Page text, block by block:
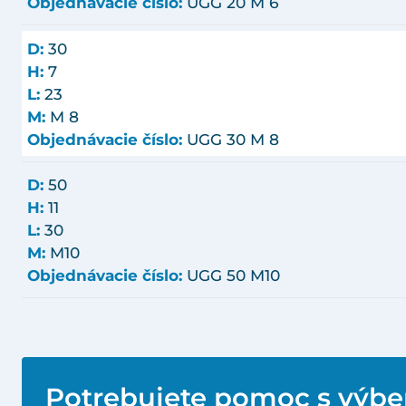
D: 30
H: 7
L: 23
M: M 8
Objednávacie číslo: UGG 30 M 8
D: 50
H: 11
L: 30
M: M10
Objednávacie číslo: UGG 50 M10
Potrebujete pomoc s